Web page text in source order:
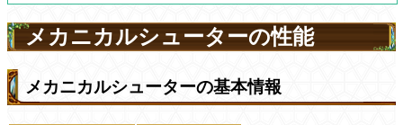
メカニカルシューターの性能
メカニカルシューターの基本情報